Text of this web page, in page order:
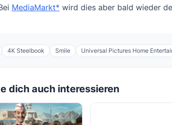
MediaMarkt* wird dies aber bald wieder
4K Steelbook Smile Universal Pictures Home
dich auch interessieren